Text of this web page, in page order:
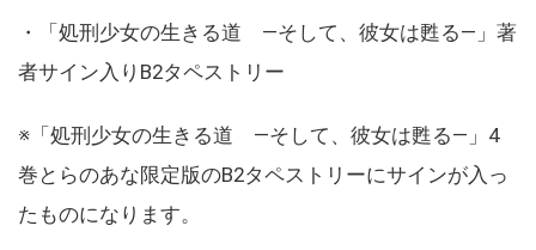
・「処刑少女の生きる道 ―そして、彼女は甦る―」著
者サイン入りB2タペストリー
※「処刑少女の生きる道 ―そして、彼女は甦る―」4
巻とらのあな限定版のB2タペストリーにサインが入っ
たものになります。